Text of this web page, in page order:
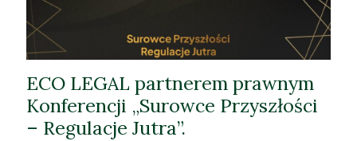
ECO LEGAL partnerem prawnym
Konferencji „Surowce Przyszłości
– Regulacje Jutra”.